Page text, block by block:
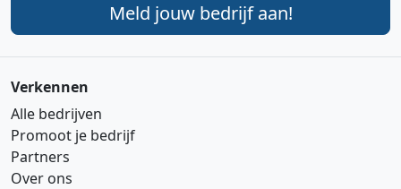
Meld jouw bedrijf aan!
Verkennen
Alle bedrijven
Promoot je bedrijf
Partners
Over ons